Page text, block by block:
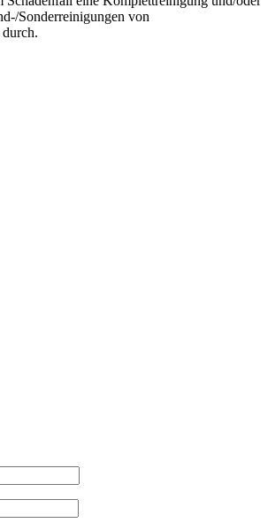
Sonderreinigungen von